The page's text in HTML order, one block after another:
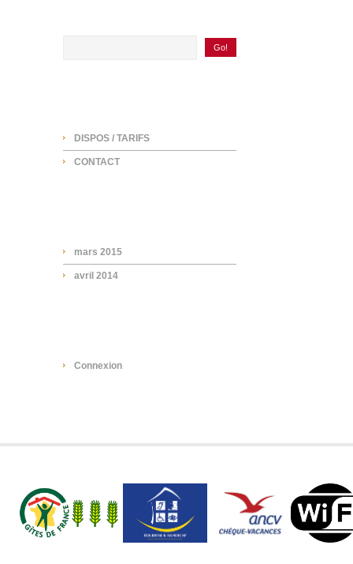
DISPOS / TARIFS
CONTACT
mars 2015
avril 2014
Connexion